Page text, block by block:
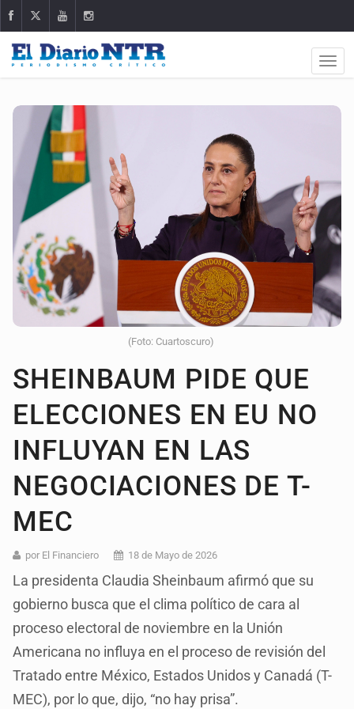
(Foto: Cuartoscuro)
SHEINBAUM PIDE QUE
ELECCIONES EN EU NO
INFLUYAN EN LAS
NEGOCIACIONES DE T-
MEC
por El Financiero 18 de Mayo de 2026
La presidenta Claudia Sheinbaum afirmó que su
gobierno busca que el clima político de cara al
proceso electoral de noviembre en la Unión
Americana no influya en el proceso de revisión del
Tratado entre México, Estados Unidos y Canadá (T-
MEC), por lo que, dijo, “no hay prisa”.